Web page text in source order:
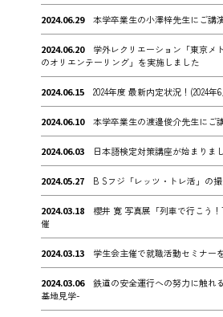
2024.06.29 本学卒業生の小澤梓先生にご講
2024.06.20
学外レクリエーション「東京メ
のオリエンテーリング」を実施しました
2024.06.15 2024年度 最新内定状況！(2024年
2024.06.10 本学卒業生の渡邊俊介先生にご
2024.06.03 日本語検定対策講座が始まりま
2024.05.27 B Sフジ「レッツ・トレ活」の
2024.03.18
櫻井 寛 写真展「列車で行こう
催
2024.03.13 学生会主催で就職活動セミナー
2024.03.06
鉄道の安全運行への努力に触れ
基地見学-